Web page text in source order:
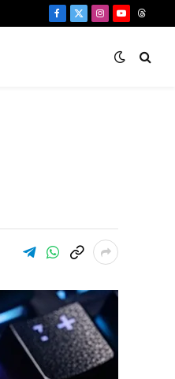
Facebook
X
Instagram
YouTube